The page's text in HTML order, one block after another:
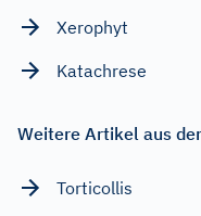
Xerophyt
Katachrese
Weitere Artikel aus
Torticollis